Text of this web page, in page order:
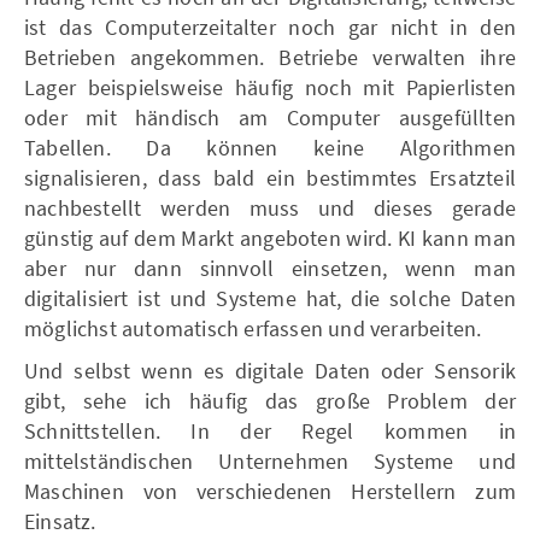
ist das Computerzeitalter noch gar nicht in den
Betrieben angekommen. Betriebe verwalten ihre
Lager beispielsweise häufig noch mit Papierlisten
oder mit händisch am Computer ausgefüllten
Tabellen. Da können keine Algorithmen
signalisieren, dass bald ein bestimmtes Ersatzteil
nachbestellt werden muss und dieses gerade
günstig auf dem Markt angeboten wird. KI kann man
aber nur dann sinnvoll einsetzen, wenn man
digitalisiert ist und Systeme hat, die solche Daten
möglichst automatisch erfassen und verarbeiten.
Und selbst wenn es digitale Daten oder Sensorik
gibt, sehe ich häufig das große Problem der
Schnittstellen. In der Regel kommen in
mittelständischen Unternehmen Systeme und
Maschinen von verschiedenen Herstellern zum
Einsatz.